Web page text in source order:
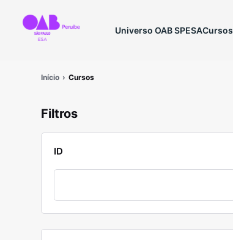
Universo OAB SPESACursos
Início Cursos
Filtros
ID